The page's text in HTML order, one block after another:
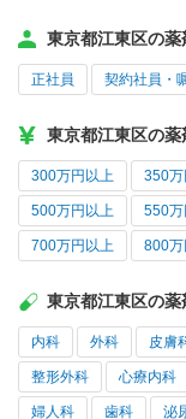
東京都江東区の
正社員 契約社員・
東京都江東区の
300万円以上 350
500万円以上 550
700万円以上 800
東京都江東区の
内科 外科 皮膚
整形外科 心療内科
婦人科 歯科 泌